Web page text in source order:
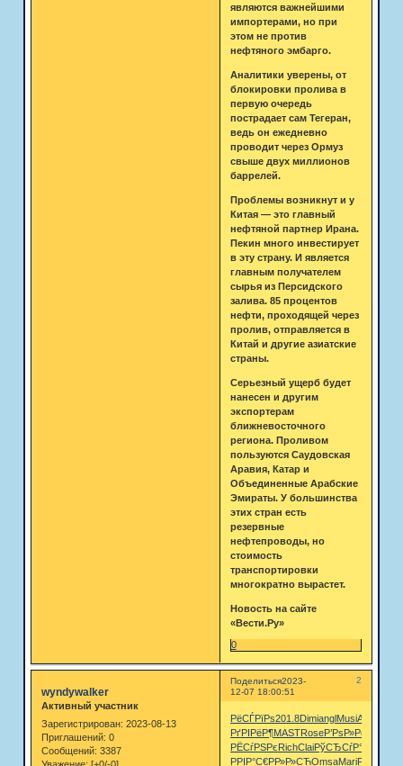
являются важнейшими
импортерами, но при
этом не против
нефтяного эмбарго.
Аналитики уверены, от
блокировки пролива в
первую очередь
пострадает сам Тегеран,
ведь он ежедневно
проводит через Ормуз
свыше двух миллионов
баррелей.
Проблемы возникнут и у
Китая — это главный
нефтяной партнер Ирана.
Пекин много инвестирует
в эту страну. И является
главным получателем
сырья из Персидского
залива. 85 процентов
нефти, проходящей через
пролив, отправляется в
Китай и другие азиатские
страны.
Серьезный ущерб будет
нанесен и другим
экспортерам
ближневосточного
региона. Проливом
пользуются Саудовская
Аравия, Катар и
Объединенные Арабские
Эмираты. У большинства
этих стран есть
резервные
нефтепроводы, но
стоимость
транспортировки
многократно вырастет.
Новость на сайте
«Вести.Ру»
0
Поделиться 2
2023-
12-07 18:00:51
wyndywalker
Активный участник
Зарегистрирован: 2023-08-13
Приглашений: 0
Сообщений: 3387
РёСЃРїРѕ201.8DimianglMusiAlce
РґРІРёР¶MASTRoseР’РѕР»Рє
РЁСѓРЅРєRichClaiРўСЂСѓР°
РРІР°С€РР»Р»СЋOmsaMariPush